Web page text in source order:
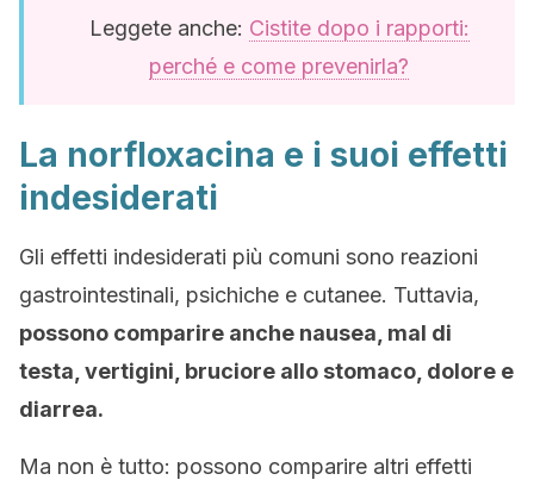
Leggete anche: Cistite dopo i rapporti:
perché e come prevenirla?
La norfloxacina e i suoi effetti
indesiderati
Gli effetti indesiderati più comuni sono reazioni
gastrointestinali, psichiche e cutanee. Tuttavia,
possono comparire anche nausea, mal di
testa, vertigini, bruciore allo stomaco, dolore e
diarrea.
Ma non è tutto: possono comparire altri effetti